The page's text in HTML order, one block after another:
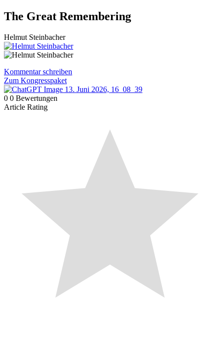
Zum
Inhalt
The Great Remembering
Helmut Steinbacher
Kommentar schreiben
Zum Kongresspaket
0 0 Bewertungen
Article Rating